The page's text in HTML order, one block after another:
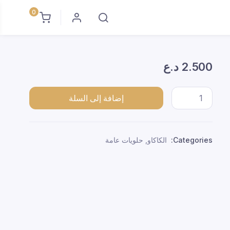
0
2.500 د.ع
كاكو فلوبت*24 quantity
إضافة إلى السلة
Categories: الكاكاو حلويات عامة